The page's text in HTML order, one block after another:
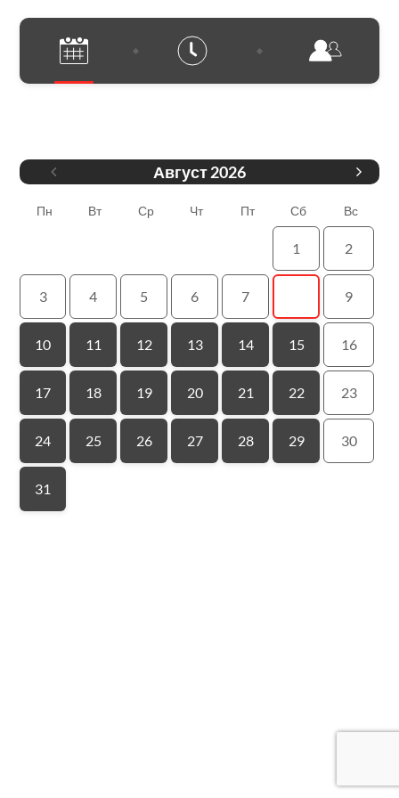
Август2026
Пн Вт Ср Чт Пт Сб Вс
1 2
3 4 5 6 7 9
10 11 12 13 14 15 16
17 18 19 20 21 22 23
24 25 26 27 28 29 30
31